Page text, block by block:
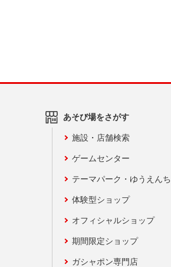
あそび場をさがす
施設・店舗検索
ゲームセンター
テーマパーク・ゆうえんち
体験型ショップ
オフィシャルショップ
期間限定ショップ
ガシャポン専門店